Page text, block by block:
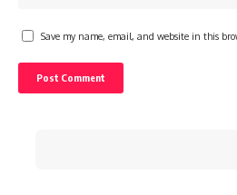
Save my name, email, and website in this